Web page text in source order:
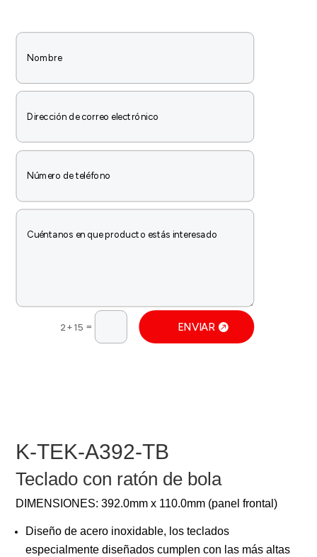
2 + 15 = ENVIAR
K-TEK-A392-TB
Teclado con ratón de bola
DIMENSIONES: 392.0mm x 110.0mm (panel frontal)
Diseño de acero inoxidable, los teclados
especialmente diseñados cumplen con las más altas